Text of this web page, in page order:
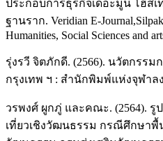
ประกอบการธุรกิจเดอะมูน โฮส
ฐานราก. Veridian E-
Humanities, Social Sciences and
รุ่งรวี จิตภักดี. (2566). นวัตกรร
กรุงเทพ ฯ : สำนักพิมพ์แห่งจุฬา
วรพงศ์ ผูกภู่ และคณะ. (2564).
เที่ยวเชิงวัฒนธรรม กรณีศึกษา